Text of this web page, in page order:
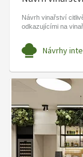
Návrh vinařství
odkazujícími na
Návrhy